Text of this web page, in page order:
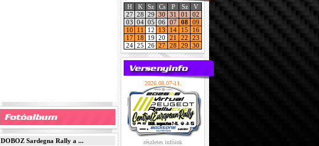
DOBOZ Sardegna Rally a ...
H K Sz Cs P Sz
V
27 28 29 30 31 01
02
03 04 05 06 07 08 09
10
11 12 13 14 15
16
17
18 19 20 21 22
23
24 25 26 27 28 29 30
2026.08.07-11.
részletes infóink